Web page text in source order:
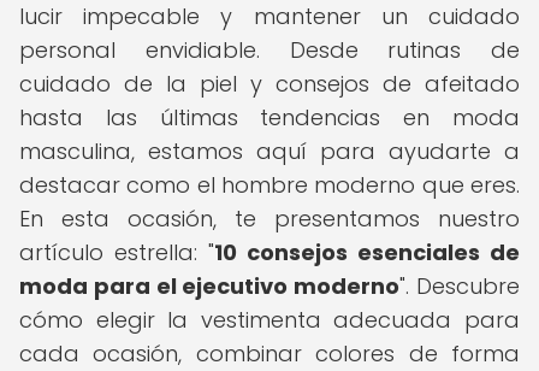
lucir impecable y mantener un cuidado
personal envidiable. Desde rutinas de
cuidado de la piel y consejos de afeitado
hasta las últimas tendencias en moda
masculina, estamos aquí para ayudarte a
destacar como el hombre moderno que eres.
En esta ocasión, te presentamos nuestro
artículo estrella: "10 consejos esenciales de
moda para el ejecutivo moderno". Descubre
cómo elegir la vestimenta adecuada para
cada ocasión, combinar colores de forma